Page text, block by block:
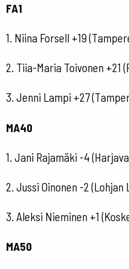
FA1
1. Niina Forsell +19
2. Tiia-Maria Toivonen +21
3. Jenni Lampi +27
MA40
1. Jani Rajamäki -4
2. Jussi Oinonen -2
3. Aleksi Nieminen +1
MA50